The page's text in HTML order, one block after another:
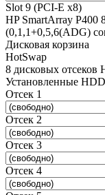
Slot 9 (PCI-E x8)
HP SmartArray P400
(0,1,1+0,5,6(ADG)
Дисковая корзина
HotSwap
8 дисковых отсеков
Установленные HDD
Отсек 1
Отсек 2
Отсек 3
Отсек 4